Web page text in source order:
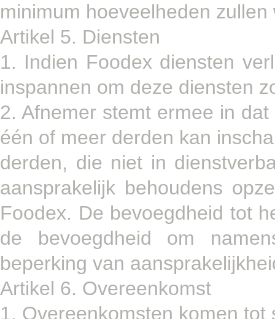
minimum hoeveelheden
Artikel 5. Diensten
1. Indien Foodex diensten
inspannen om deze diensten
2. Afnemer stemt ermee in
één of meer derden kan
derden, die niet in
aansprakelijk behoudens
Foodex. De bevoegdheid tot
de bevoegdheid om
beperking van
Artikel 6. Overeenkomst
1. Overeenkomsten komen